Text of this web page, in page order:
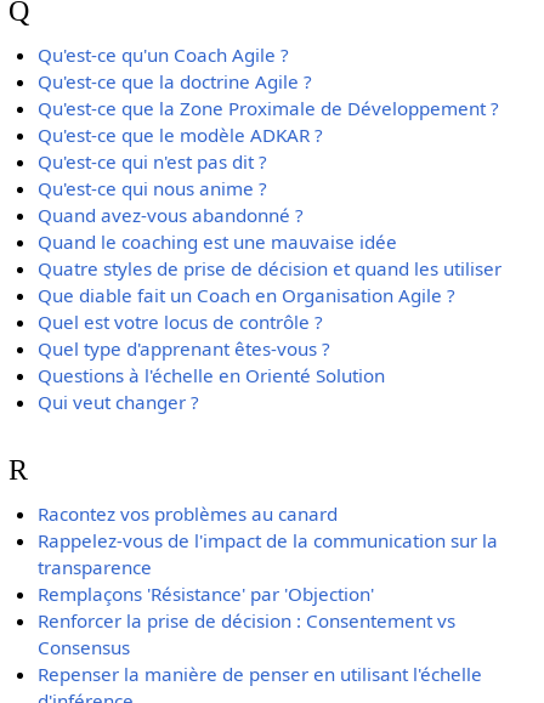
Q
Qu'est-ce qu'un Coach Agile ?
Qu'est-ce que la doctrine Agile ?
Qu'est-ce que la Zone Proximale de Développement ?
Qu'est-ce que le modèle ADKAR ?
Qu'est-ce qui n'est pas dit ?
Qu'est-ce qui nous anime ?
Quand avez-vous abandonné ?
Quand le coaching est une mauvaise idée
Quatre styles de prise de décision et quand les utiliser
Que diable fait un Coach en Organisation Agile ?
Quel est votre locus de contrôle ?
Quel type d'apprenant êtes-vous ?
Questions à l'échelle en Orienté Solution
Qui veut changer ?
R
Racontez vos problèmes au canard
Rappelez-vous de l'impact de la communication sur la
transparence
Remplaçons 'Résistance' par 'Objection'
Renforcer la prise de décision : Consentement vs
Consensus
Repenser la manière de penser en utilisant l'échelle